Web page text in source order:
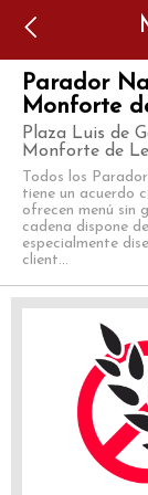
Parador
Monforte
Plaza Luis de
Monforte de
Todos los
tiene un acuerdo
ofrecen menú sin
cadena dispone
especialmente
client...
Error: The
authorized to
ID 546ddaab-
the domain
the domain.